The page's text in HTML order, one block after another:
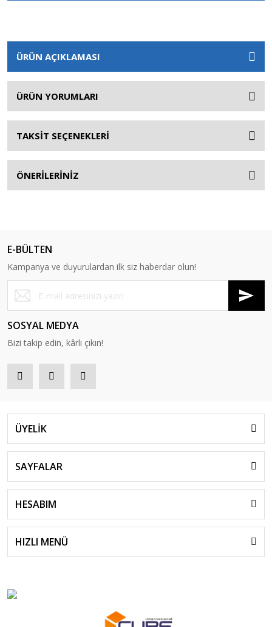
ÜRÜN AÇIKLAMASI
ÜRÜN YORUMLARI
TAKSİT SEÇENEKLERİ
ÖNERİLERİNİZ
E-BÜLTEN
Kampanya ve duyurulardan ilk siz haberdar olun!
SOSYAL MEDYA
Bizi takip edin, kârlı çıkın!
ÜYELİK
SAYFALAR
HESABIM
HIZLI MENÜ